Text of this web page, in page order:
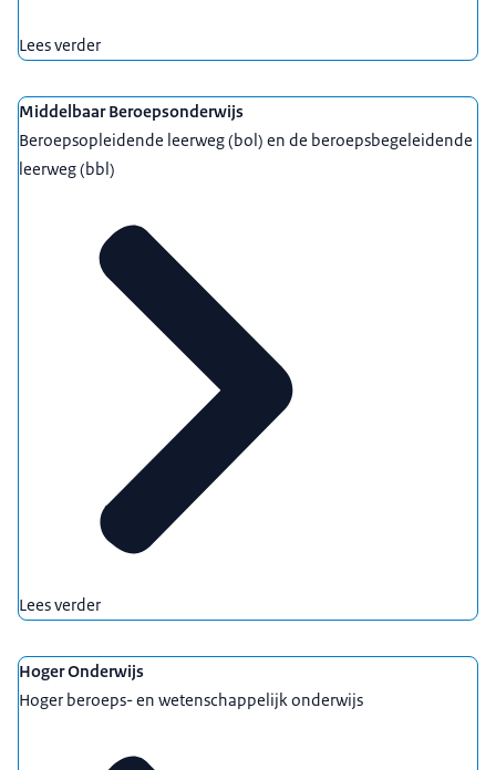
Lees verder
Middelbaar Beroepsonderwijs
Beroepsopleidende leerweg (bol) en de beroepsbegeleidende
leerweg (bbl)
Lees verder
Hoger Onderwijs
Hoger beroeps- en wetenschappelijk onderwijs